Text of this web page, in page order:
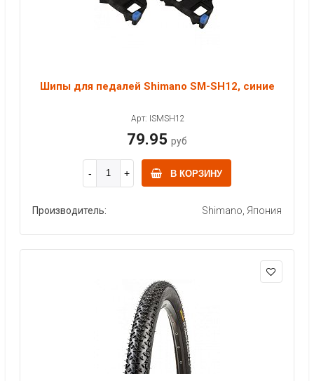
Шипы для педалей Shimano SM-SH12, синие
Арт: ISMSH12
79.95 руб
В КОРЗИНУ
Производитель: Shimano, Япония